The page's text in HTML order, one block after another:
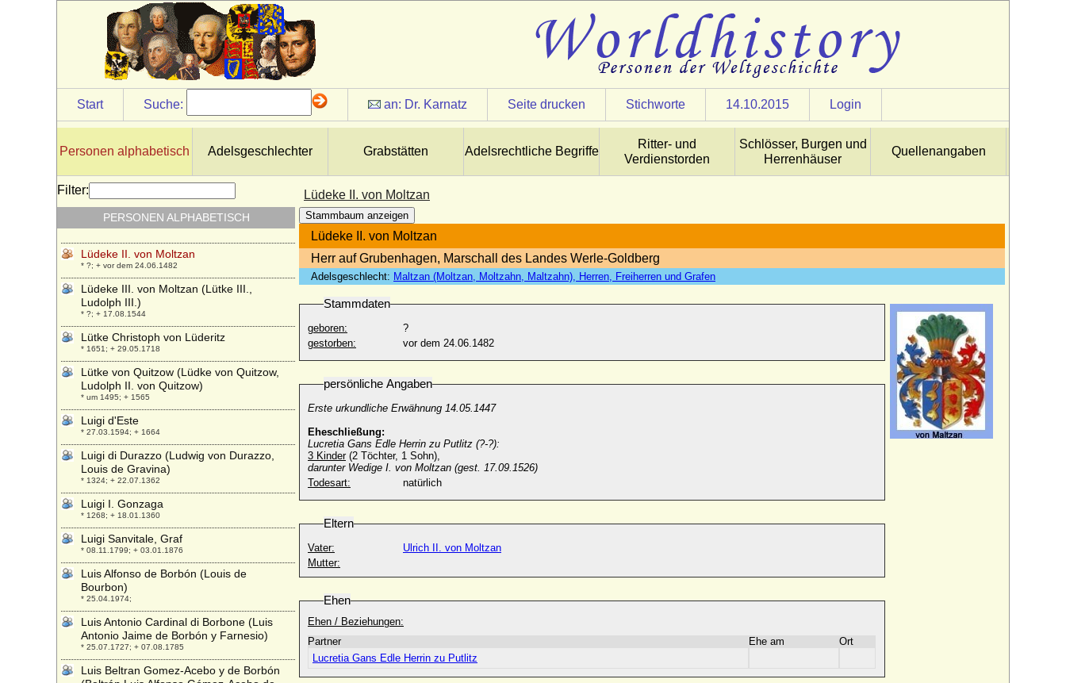
Start Suche: an: Dr. Karnatz Seite drucken Stichworte 14.10.2015 Login
Personen alphabetisch Adelsgeschlechter Grabstätten Adelsrechtliche Begriffe
Ritter- und
Verdienstorden
Schlösser, Burgen und
Herrenhäuser
Quellenangaben
Lüdeke II. von Moltzan
Stammbaum anzeigen
Lüdeke II. von Moltzan
Herr auf Grubenhagen, Marschall des Landes Werle-Goldberg
Adelsgeschlecht: Maltzan (Moltzan, Moltzahn, Maltzahn), Herren, Freiherren und Grafen
Stammdaten
geboren:
?
gestorben:
vor dem 24.06.1482
persönliche Angaben
Erste urkundliche Erwähnung 14.05.1447
Eheschließung:
Lucretia Gans Edle Herrin zu Putlitz (?-?):
3 Kinder(2 Töchter, 1 Sohn),
darunter Wedige I. von Moltzan (gest. 17.09.1526)
Todesart:
natürlich
Eltern
Vater:
Ulrich II. von Moltzan
Mutter:
Ehen
Ehen / Beziehungen:
Partner
Ehe am
Ort
Lucretia Gans Edle Herrin zu Putlitz
Filter:
PERSONEN ALPHABETISCH
Ludwig zu Stolberg-Königstein und
Rochefort
* 12.01.1505; + 01.09.1574
Ludwig zu Windisch-Graetz, Prinz
* 13.05.1830; + 14.03.1904
Ludwig zu Windisch-Graetz, Fürst
* 20.10.1882; + 03.02.1968
Ludwik Mikolaj Radziwill
Lüdeke Adolf von Moltzahn (Lüdeke Adolf
* 17.03.1750; + 16.08.1783
Lüdeke I. von Moltzan (Ludolf I. von
Moltzan)
* ?; + nach 01.02.1403
Lüdeke II. von Moltzan
* ?; + vor dem 24.06.1482
Lüdeke III. von Moltzan (Lütke III.,
Ludolph III.)
* ?; + 17.08.1544
Lütke Christoph von Lüderitz
* 1651; + 29.05.1718
Lütke von Quitzow (Lüdke von Quitzow,
Ludolph II. von Quitzow)
* um 1495; + 1565
Luigi d'Este
* 27.03.1594; + 1664
Luigi di Durazzo (Ludwig von Durazzo,
Louis de Gravina)
* 1324; + 22.07.1362
Luigi I. Gonzaga
* 1268; + 18.01.1360
Luigi Sanvitale, Graf
* 08.11.1799; + 03.01.1876
Luis Alfonso de Borbón (Louis de
Bourbon)
* 25.04.1974;
Luis Antonio Cardinal di Borbone (Luis
Antonio Jaime de Borbón y Farnesio)
* 25.07.1727; + 07.08.1785
Luis Beltran Gomez-Acebo y de Borbón